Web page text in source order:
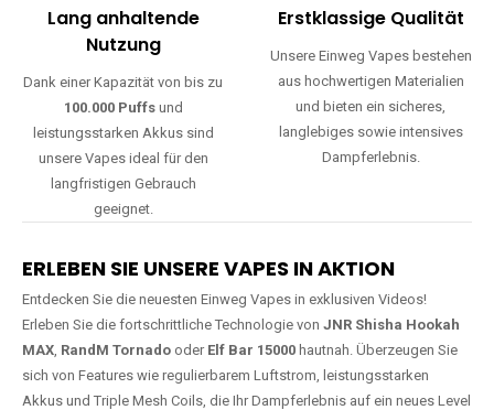
Lang anhaltende
Nutzung
Dank einer Kapazität von bis zu
100.000 Puffsund
leistungsstarken Akkus sind
unsere Vapes ideal für den
langfristigen Gebrauch
geeignet.
Erstklassige Qualität
Unsere Einweg Vapes bestehen
aus hochwertigen Materialien
und bieten ein sicheres,
langlebiges sowie intensives
Dampferlebnis.
ERLEBEN SIE UNSERE VAPES IN AKTION
Entdecken Sie die neuesten Einweg Vapes in exklusiven Videos!
Erleben Sie die fortschrittliche Technologie von JNR Shisha Hookah
MAX, RandM Tornado oder Elf Bar 15000 hautnah. Überzeugen Sie
sich von Features wie regulierbarem Luftstrom, leistungsstarken
Akkus und Triple Mesh Coils, die Ihr Dampferlebnis auf ein neues Level